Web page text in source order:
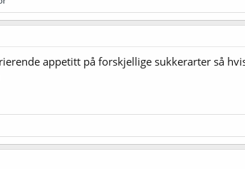
appetitt på forskjellige sukkerarter så